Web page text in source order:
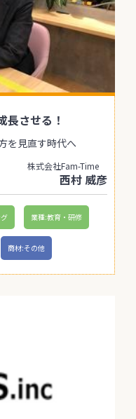
長させる！
を見直す時代へ
株式会社Fam-Time
西村 威彦
業種:教育・研修
商材:その他